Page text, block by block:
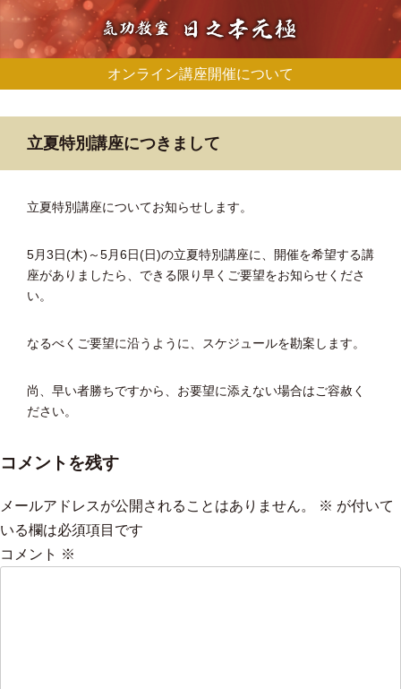
オンライン講座開催について
立夏特別講座につきまして
立夏特別講座についてお知らせします。
5月3日(木)～5月6日(日)の立夏特別講座に、開催を希望する講
座がありましたら、できる限り早くご要望をお知らせくださ
い。
なるべくご要望に沿うように、スケジュールを勘案します。
尚、早い者勝ちですから、お要望に添えない場合はご容赦く
ださい。
コメントを残す
メールアドレスが公開されることはありません。 ※ が付いて
いる欄は必須項目です
コメント ※